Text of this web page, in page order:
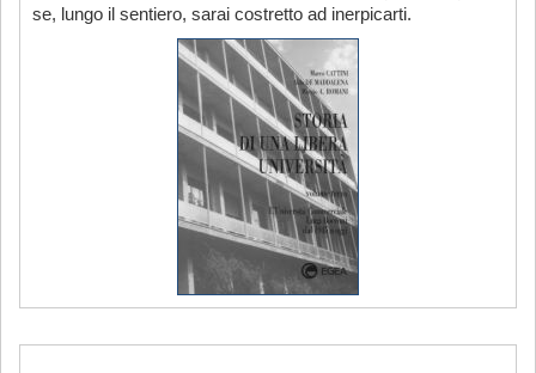
se, lungo il sentiero, sarai costretto ad inerpicarti.